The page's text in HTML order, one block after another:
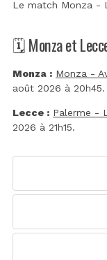
Le match Monza -
🗓️ Monza et
Monza : Monza -
août 2026 à 20h45.
Lecce : Palerme -
2026 à 21h15.